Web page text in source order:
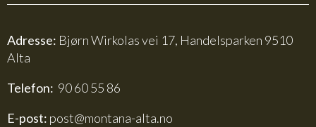
Adresse: Bjørn Wirkolas vei 17, Handelsparken 9510
Alta
Telefon: 90 60 55 86
E-post: post@montana-alta.no